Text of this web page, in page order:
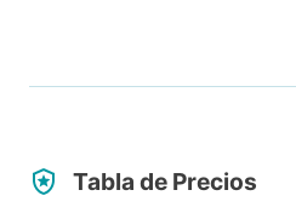
Tabla de Precios